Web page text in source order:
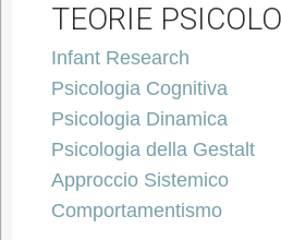
TEORIE
Infant Research
Psicologia Cognitiva
Psicologia Dinamica
Psicologia della Gestalt
Approccio Sistemico
Comportamentismo